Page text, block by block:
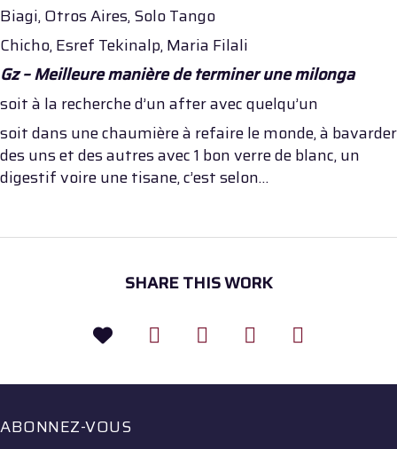
Biagi, Otros Aires, Solo Tango
Chicho, Esref Tekinalp, Maria Filali
Gz – Meilleure manière de terminer une milonga
soit à la recherche d’un after avec quelqu’un
soit dans une chaumière à refaire le monde, à bavarder
des uns et des autres avec 1 bon verre de blanc, un
digestif voire une tisane, c’est selon…
SHARE THIS WORK
ABONNEZ-VOUS